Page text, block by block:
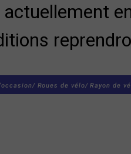
Roues de vélo/ Rayon de